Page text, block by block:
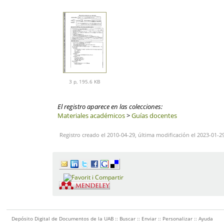
3 p, 195.6 KB
El registro aparece en las colecciones:
Materiales académicos>Guías docentes
Registro creado el 2010-04-29, última modificación el 2023-01-
Depósito Digital de Documentos de la UAB :: Buscar :: Enviar :: Personalizar ::Ayuda